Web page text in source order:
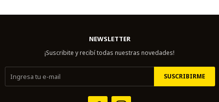
NEWSLETTER
¡Suscribite y recibí todas nuestras novedades!
SUSCRIBIRME